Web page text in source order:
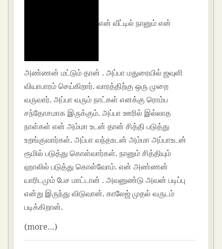
என் வீட்டில் நானும் என்
அண்ணன் மட்டும் தான் . அப்பா மதுரையில் ஜவுளி
வியாபாரம் செய்கிறார். வாரத்திற்கு ஒரு முறை
வருவார். அப்பா வரும் நாட்கள் எனக்கு ரொம்ப
சந்தோசமாக இருக்கும். அப்பா ஊரில் இல்லாத
நாள்கள் என் அம்மா உடன் தான் சித்தி படுத்து
உறங்குவார்கள். அப்பா வந்தஉடன் அம்மா அப்பாஉடன்
ரூமில் படுத்து கொள்வார்கள். நானும் சித்தியும்
ஹாலில் படுத்து கொள்வோம். என் அண்ணன்
யாரிடமும் பேச மாட்டான் . அவனுண்டு அவன் படிப்பு
என்று இருந்து விடுவான். காலேஜ் முதல் வருடம்
படிக்கிறான்.
(more…)